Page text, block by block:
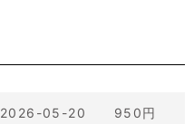
2026-05-20 950円